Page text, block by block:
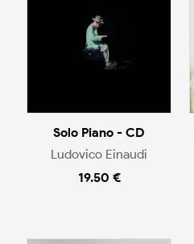
Solo Piano - CD
Ludovico Einaudi
19.50 €